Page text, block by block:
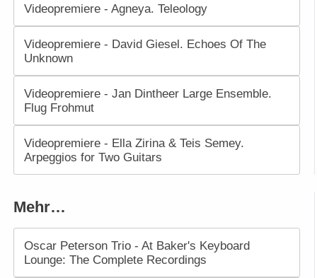
Videopremiere - Agneya. Teleology
Videopremiere - David Giesel. Echoes Of The
Unknown
Videopremiere - Jan Dintheer Large Ensemble.
Flug Frohmut
Videopremiere - Ella Zirina & Teis Semey.
Arpeggios for Two Guitars
Mehr…
Oscar Peterson Trio - At Baker's Keyboard
Lounge: The Complete Recordings